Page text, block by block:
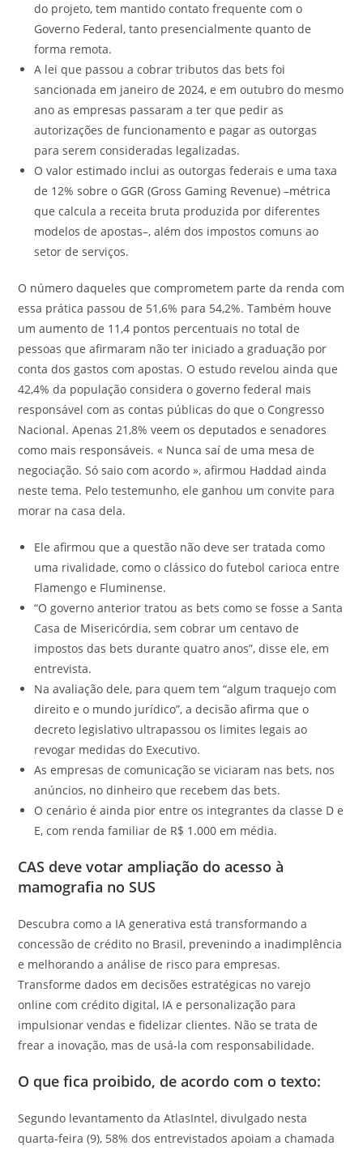
do projeto, tem mantido contato frequente com o
Governo Federal, tanto presencialmente quanto de
forma remota.
A lei que passou a cobrar tributos das bets foi
sancionada em janeiro de 2024, e em outubro do mesmo
ano as empresas passaram a ter que pedir as
autorizações de funcionamento e pagar as outorgas
para serem consideradas legalizadas.
O valor estimado inclui as outorgas federais e uma taxa
de 12% sobre o GGR (Gross Gaming Revenue) –métrica
que calcula a receita bruta produzida por diferentes
modelos de apostas–, além dos impostos comuns ao
setor de serviços.
O número daqueles que comprometem parte da renda com
essa prática passou de 51,6% para 54,2%. Também houve
um aumento de 11,4 pontos percentuais no total de
pessoas que afirmaram não ter iniciado a graduação por
conta dos gastos com apostas. O estudo revelou ainda que
42,4% da população considera o governo federal mais
responsável com as contas públicas do que o Congresso
Nacional. Apenas 21,8% veem os deputados e senadores
como mais responsáveis. « Nunca saí de uma mesa de
negociação. Só saio com acordo », afirmou Haddad ainda
neste tema. Pelo testemunho, ele ganhou um convite para
morar na casa dela.
Ele afirmou que a questão não deve ser tratada como
uma rivalidade, como o clássico do futebol carioca entre
Flamengo e Fluminense.
“O governo anterior tratou as bets como se fosse a Santa
Casa de Misericórdia, sem cobrar um centavo de
impostos das bets durante quatro anos”, disse ele, em
entrevista.
Na avaliação dele, para quem tem “algum traquejo com
direito e o mundo jurídico”, a decisão afirma que o
decreto legislativo ultrapassou os limites legais ao
revogar medidas do Executivo.
As empresas de comunicação se viciaram nas bets, nos
anúncios, no dinheiro que recebem das bets.
O cenário é ainda pior entre os integrantes da classe D e
E, com renda familiar de R$ 1.000 em média.
CAS deve votar ampliação do acesso à
mamografia no SUS
Descubra como a IA generativa está transformando a
concessão de crédito no Brasil, prevenindo a inadimplência
e melhorando a análise de risco para empresas.
Transforme dados em decisões estratégicas no varejo
online com crédito digital, IA e personalização para
impulsionar vendas e fidelizar clientes. Não se trata de
frear a inovação, mas de usá-la com responsabilidade.
O que fica proibido, de acordo com o texto:
Segundo levantamento da AtlasIntel, divulgado nesta
quarta-feira (9), 58% dos entrevistados apoiam a chamada